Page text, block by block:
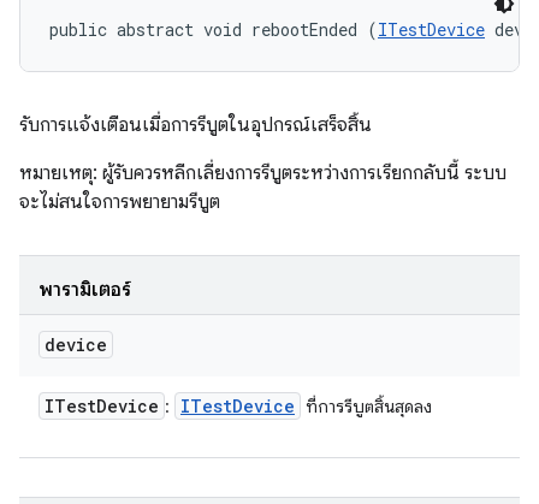
public abstract void rebootEnded (ITestDevice
รับการแจ้งเตือนเมื่อการรีบูตในอุปกรณ์เสร็จสิ้น
หมายเหตุ: ผู้รับควรหลีกเลี่ยงการรีบูตระหว่างการเรียกกลับนี้ ระบบ
จะไม่สนใจการพยายามรีบูต
พารามิเตอร์
device
ITestDevice : ITestDevice ที่การรีบูตสิ้นสุดลง